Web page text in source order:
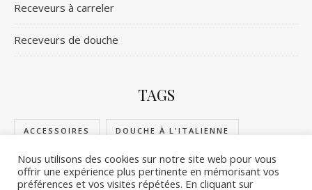
Receveurs à carreler
Receveurs de douche
TAGS
ACCESSOIRES DOUCHE À L'ITALIENNE
PANNEAUX DE CONSTRUCTION
RECEVEURS DE DOUCHE RECEVEURS À CARRELER
Nous utilisons des cookies sur notre site web pour vous
offrir une expérience plus pertinente en mémorisant vos
préférences et vos visites répétées. En cliquant sur